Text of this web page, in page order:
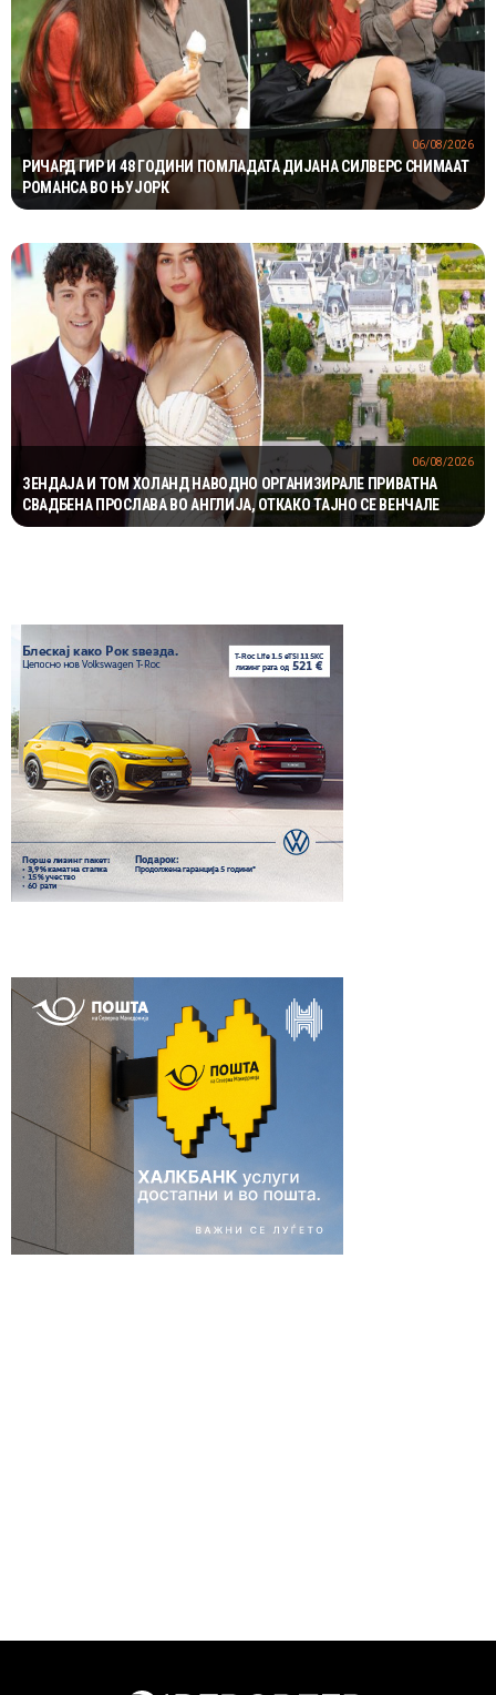
РИЧАРД ГИР И 48 ГОДИНИ ПОМЛАДАТА ДИЈАНА СИЛВЕРС СНИМААТ
РОМАНСА ВО ЊУЈОРК
06/08/2026
ЗЕНДАЈА И ТОМ ХОЛАНД НАВОДНО ОРГАНИЗИРАЛЕ ПРИВАТНА
СВАДБЕНА ПРОСЛАВА ВО АНГЛИЈА, ОТКАКО ТАЈНО СЕ ВЕНЧАЛЕ
06/08/2026